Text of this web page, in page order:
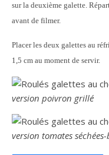
sur la deuxième galette.
avant de filmer.
Placer les deux galettes au
1,5 cm au moment de servir.
version poivron grillé
version tomates